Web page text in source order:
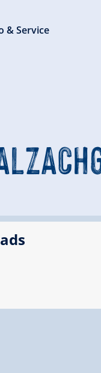
& Service